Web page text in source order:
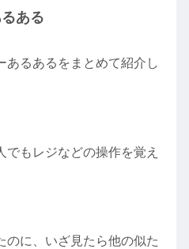
ある
あるあるをまとめて紹介し
でもレジなどの操作を覚え
のに、いざ見たら他の似た